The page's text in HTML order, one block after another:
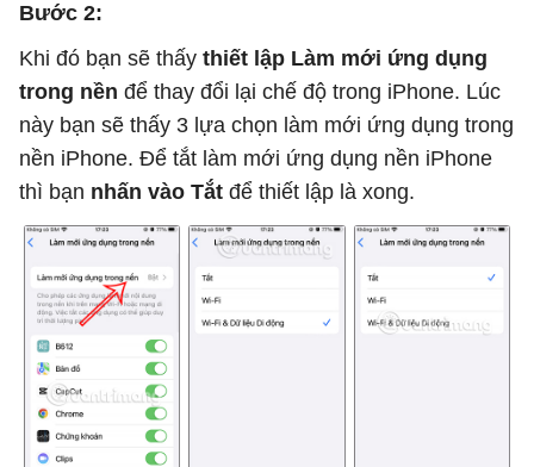
Bước 2:
Khi đó bạn sẽ thấy thiết lập Làm mới ứng dụng
trong nền để thay đổi lại chế độ trong iPhone. Lúc
này bạn sẽ thấy 3 lựa chọn làm mới ứng dụng trong
nền iPhone. Để tắt làm mới ứng dụng nền iPhone
thì bạn nhấn vào Tắt để thiết lập là xong.